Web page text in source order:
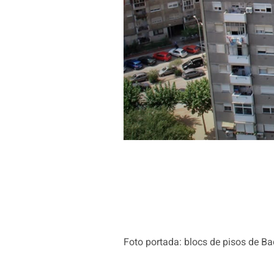
Foto portada: blocs de pisos de